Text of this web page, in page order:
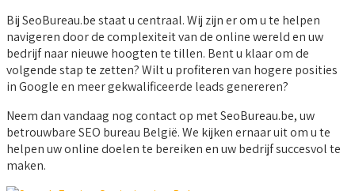
Bij SeoBureau.be staat u centraal. Wij zijn er om u te helpen
navigeren door de complexiteit van de online wereld en uw
bedrijf naar nieuwe hoogten te tillen. Bent u klaar om de
volgende stap te zetten? Wilt u profiteren van hogere posities
in Google en meer gekwalificeerde leads genereren?
Neem dan vandaag nog contact op met SeoBureau.be, uw
betrouwbare SEO bureau België. We kijken ernaar uit om u te
helpen uw online doelen te bereiken en uw bedrijf succesvol te
maken.